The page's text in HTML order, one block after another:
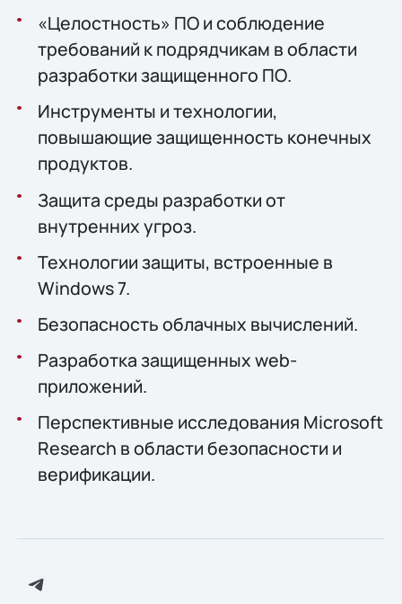
«Целостность» ПО и соблюдение
требований к подрядчикам в области
разработки защищенного ПО.
Инструменты и технологии,
повышающие защищенность конечных
продуктов.
Защита среды разработки от
внутренних угроз.
Технологии защиты, встроенные в
Windows 7.
Безопасность облачных вычислений.
Разработка защищенных web-
приложений.
Перспективные исследования Microsoft
Research в области безопасности и
верификации.